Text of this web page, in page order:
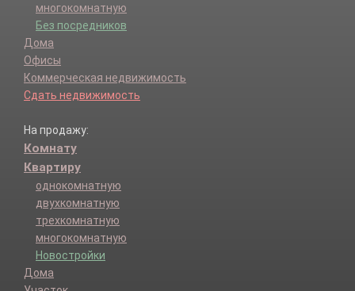
многокомнатную
Без посредников
Дома
Офисы
Коммерческая недвижимость
Сдать недвижимость
На продажу:
Комнату
Квартиру
однокомнатную
двухкомнатную
трехкомнатную
многокомнатную
Новостройки
Дома